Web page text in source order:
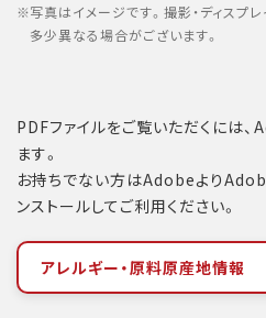
写真はイメージです。撮影・ディスプ
多少異なる場合がございます。
PDFファイルをご覧いただくには
ます。
お持ちでない方はAdobeより
ンストールしてご利用ください。
アレルギー・原料原産地情報